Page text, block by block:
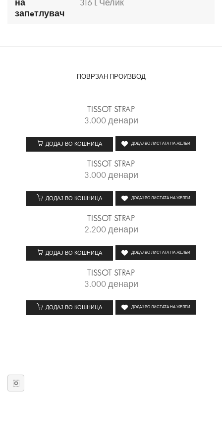
на
запeтлувач
316 L Челик
ПОВРЗАН ПРОИЗВОД
TISSOT STRAP
3.000денари
ДОДАЈ ВО КОШНИЦА ДОДАЈ ВО ЛИСТАТА НА ЖЕЛБИ
TISSOT STRAP
3.000денари
ДОДАЈ ВО КОШНИЦА ДОДАЈ ВО ЛИСТАТА НА ЖЕЛБИ
TISSOT STRAP
2.200денари
ДОДАЈ ВО КОШНИЦА ДОДАЈ ВО ЛИСТАТА НА ЖЕЛБИ
TISSOT STRAP
3.000денари
ДОДАЈ ВО КОШНИЦА ДОДАЈ ВО ЛИСТАТА НА ЖЕЛБИ